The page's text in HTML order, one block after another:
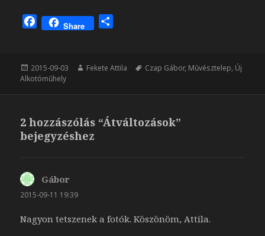
F
e
b
k
Share
z
g
Közzétéve
2015-09-03 Szerző
Fekete Attila Címke
Czap Gábor, Művésztelep, Új
Alkotóműhely
2 hozzászólás “Átváltozások”
bejegyzéshez
Gábor
2015-09-11 19:39
Nagyon tetszenek a fotók. Köszönöm, Attila.